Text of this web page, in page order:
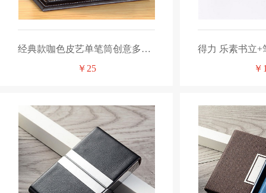
经典款咖色皮艺单笔筒创意多功能办公礼品定制
￥25
￥